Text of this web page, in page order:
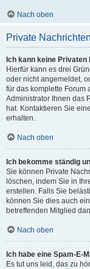
Nach oben
Private Nachrichten
Ich kann keine
Hierfür kann es drei
oder nicht angemeldet,
für das komplette Forum
Administrator Ihnen das
hat. Kontaktieren Sie
erhalten.
Nach oben
Ich bekomme ständig
Sie können Private
löschen, indem Sie in
erstellen. Falls Sie
können Sie dies auch
betreffenden Mitglied
Nach oben
Ich habe eine Spam-E-
Es tut uns leid, das zu